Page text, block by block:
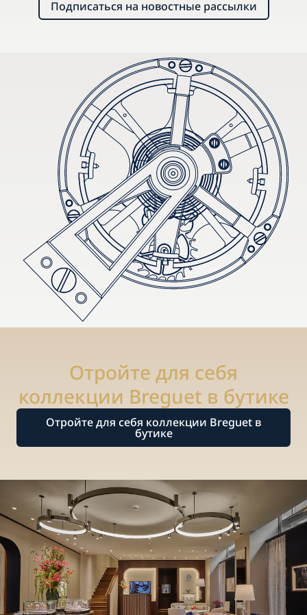
Подписаться на новостные рассылки
Отройте для себя
коллекции Breguet в бутике
Отройте для себя коллекции Breguet в
бутике